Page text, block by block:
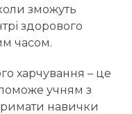
зможуть
здорового
часом.
харчування – це
учням з
навички